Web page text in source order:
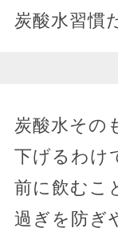
炭酸水習慣
炭酸水その
下げるわけ
前に飲むこ
過ぎを防ぎ